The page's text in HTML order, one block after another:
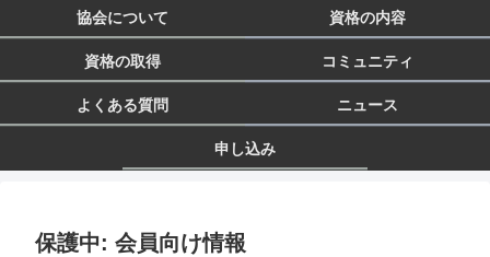
協会について 資格の内容
資格の取得 コミュニティ
よくある質問 ニュース
申し込み
保護中: 会員向け情報